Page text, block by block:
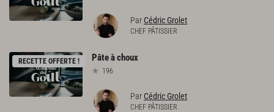
Par Cédric Grolet
CHEF PÂTISSIER
RECETTE OFFERTE ! Pâteàchoux
196
Par Cédric Grolet
CHEF PÂTISSIER